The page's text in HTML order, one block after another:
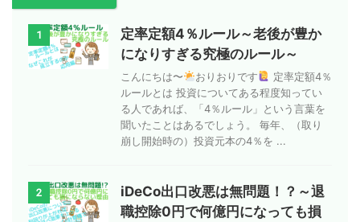
1
定率定額4％ルール～老後が豊か
になりすぎる究極のルール～
こんにちは〜 おりおりです
定率定額4％
ルールとは 投資についてある程度知ってい
る人であれば、「4％ルール」という言葉を
聞いたことはあるでしょう。 毎年、（取り
崩し開始時の）投資元本の4％を ...
2
iDeCo出口改悪は無問題！？～退
職控除0円で何億円になっても損